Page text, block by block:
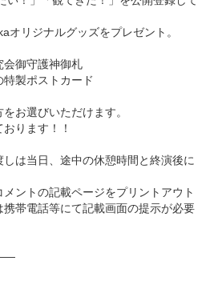
オリジナルグッズをプレゼント。
御守護神御札
製ポストカード
お選びいただけます。
ります！！
しは当日、途中の休憩時間と終演後に
メントの記載ページをプリントアウト
携帯電話等にて記載画面の提示が必要